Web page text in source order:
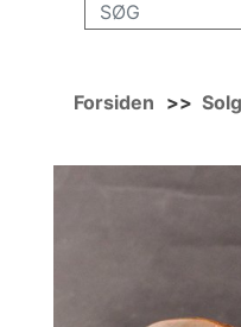
Forsiden >>